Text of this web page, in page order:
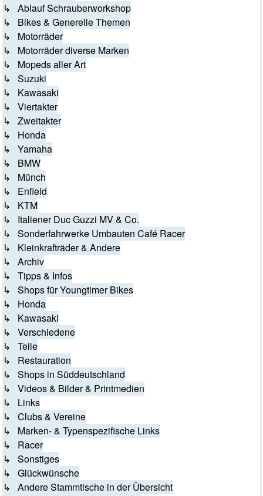
↳ Ablauf Schrauberworkshop
↳ Bikes & Generelle Themen
↳ Motorräder
↳ Motorräder diverse Marken
↳ Mopeds aller Art
↳ Suzuki
↳ Kawasaki
↳ Viertakter
↳ Zweitakter
↳ Honda
↳ Yamaha
↳ BMW
↳ Münch
↳ Enfield
↳ KTM
↳ Italiener Duc Guzzi MV & Co.
↳ Sonderfahrwerke Umbauten Café Racer
↳ Kleinkrafträder & Andere
↳ Archiv
↳ Tipps & Infos
↳ Shops für Youngtimer Bikes
↳ Honda
↳ Kawasaki
↳ Verschiedene
↳ Teile
↳ Restauration
↳ Shops in Süddeutschland
↳ Videos & Bilder & Printmedien
↳ Links
↳ Clubs & Vereine
↳ Marken- & Typenspezifische Links
↳ Racer
↳ Sonstiges
↳ Glückwünsche
↳ Andere Stammtische in der Übersicht